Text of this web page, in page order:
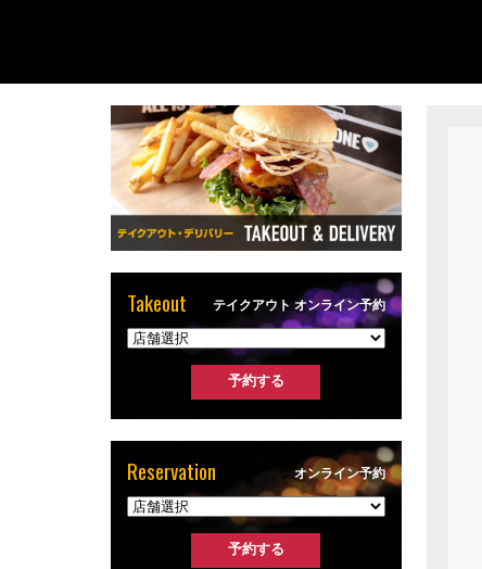
Takeout テイクアウト オンライン予約
Reservation オンライン予約